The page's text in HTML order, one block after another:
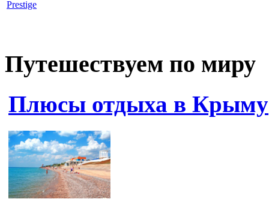
Prestige
Путешествуем по миру
Плюсы отдыха в Крыму